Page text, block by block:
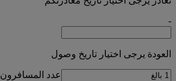
-
العودة يرجى اختيار تاريخ وصول
عدد المسافرون